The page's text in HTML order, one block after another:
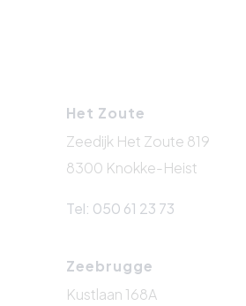
Het Zoute
Zeedijk Het Zoute 819
8300 Knokke-Heist
Tel: 050 61 23 73
Zeebrugge
Kustlaan 168A